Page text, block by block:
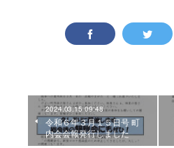
2024.03.15 09:48
令和６年３月１５日号 町
内会会報発行しました